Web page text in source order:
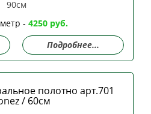
- 4250 руб.
Подробнее...
полотно арт.701
/ 60см